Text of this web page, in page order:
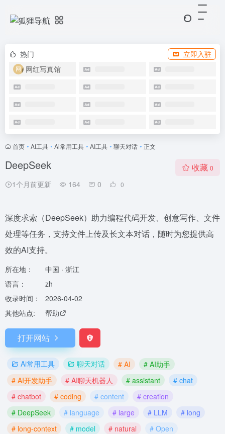
热门
立即入驻
网红写真馆
首页 • AI工具 • Ai常用工具 • AI工具 • 聊天对话 • 正文
DeepSeek
1个月前更新 164 0 0
收藏 0
深度求索（DeepSeek）助力编程代码开发、创意写作、文件
处理等任务，支持文件上传及长文本对话，随时为您提供高
效的AI支持。
所在地：
中国 · 浙江
语言：
zh
收录时间：
2026-04-02
其他站点:
帮助
打开网站
Ai常用工具 聊天对话 # AI
# AI助手
# AI开发助手
# AI聊天机器人 # assistant
# chat
# chatbot
# coding # content
# creation
# DeepSeek
# language # large # LLM
# long
# long-context
# model # natural
# Open